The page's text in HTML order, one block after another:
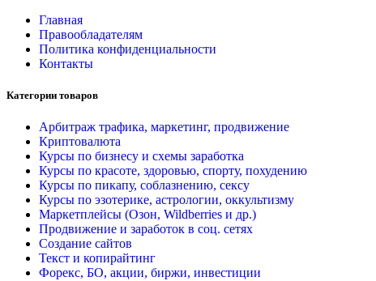
Главная
Правообладателям
Политика конфиденциальности
Контакты
Категории товаров
Арбитраж трафика, маркетинг, продвижение
Криптовалюта
Курсы по бизнесу и схемы заработка
Курсы по красоте, здоровью, спорту, похудению
Курсы по пикапу, соблазнению, сексу
Курсы по эзотерике, астрологии, оккультизму
Маркетплейсы (Озон, Wildberries и др.)
Продвижение и заработок в соц. сетях
Создание сайтов
Текст и копирайтинг
Форекс, БО, акции, биржи, инвестиции